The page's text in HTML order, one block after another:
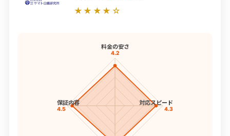
★★★★☆
料金の安さ
4.2
対応スピード
4.3
保証内容
4.5